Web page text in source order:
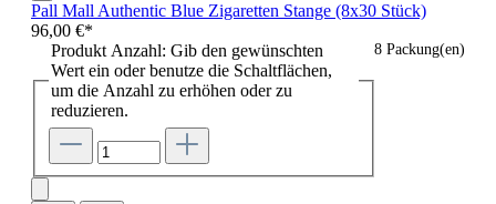
Pall Mall Authentic Blue Zigaretten Stange (8x30 Stück)
96,00 €*
8 Packung(en)
Produkt Anzahl: Gib den gewünschten
Wert ein oder benutze die Schaltflächen,
um die Anzahl zu erhöhen oder zu
reduzieren.